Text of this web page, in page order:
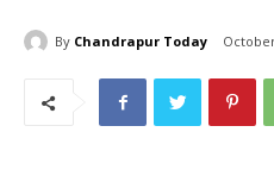
By Chandrapur Today